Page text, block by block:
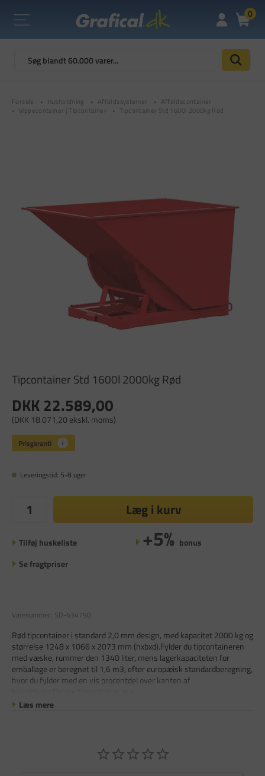
0
Forside Husholdning Affaldssystemer
Affaldscontainer
Vippecontainer | Tipcontainer
Tipcontainer Std 1600l 2000kg Rød
Tipcontainer Std 1600l 2000kg Rød
DKK 22.589,00
(DKK 18.071,20 ekskl. moms)
Leveringstid: 5-8 uger
Læg i kurv
Tilføj huskeliste +5% bonus
Se fragtpriser
Varenummer: SD-634790
Rød tipcontainer i standard 2,0 mm design, med kapacitet 2000 kg og
størrelse 1248 x 1066 x 2073 mm (hxbxd).Fylder du tipcontaineren
med væske, rummer den 1340 liter, mens lagerkapaciteten for
emballage er beregnet til 1,6 m3, efter europæisk standardberegning,
hvor du fylder med en vis procentdel over kanten af ​​
Læs mere